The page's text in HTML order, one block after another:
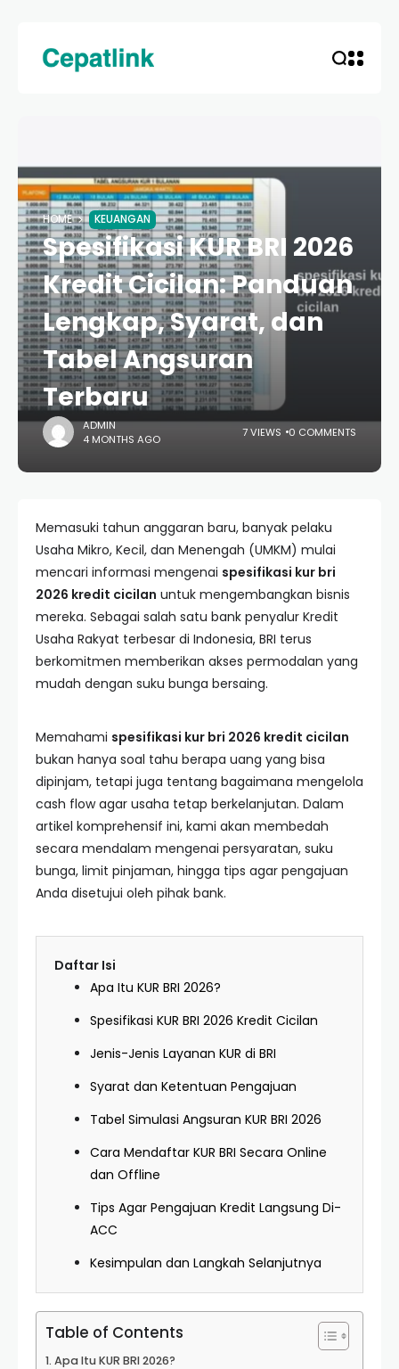
HOME KEUANGAN
Spesifikasi KUR BRI 2026
Kredit Cicilan: Panduan
Lengkap, Syarat, dan
Tabel Angsuran
Terbaru
ADMIN
4 MONTHS AGO
7 VIEWS 0 COMMENTS
Memasuki tahun anggaran baru, banyak pelaku
Usaha Mikro, Kecil, dan Menengah (UMKM) mulai
mencari informasi mengenai spesifikasi kur bri
2026 kredit cicilan untuk mengembangkan bisnis
mereka. Sebagai salah satu bank penyalur Kredit
Usaha Rakyat terbesar di Indonesia, BRI terus
berkomitmen memberikan akses permodalan yang
mudah dengan suku bunga bersaing.
Memahami spesifikasi kur bri 2026 kredit cicilan
bukan hanya soal tahu berapa uang yang bisa
dipinjam, tetapi juga tentang bagaimana mengelola
cash flow agar usaha tetap berkelanjutan. Dalam
artikel komprehensif ini, kami akan membedah
secara mendalam mengenai persyaratan, suku
bunga, limit pinjaman, hingga tips agar pengajuan
Anda disetujui oleh pihak bank.
Daftar Isi
Apa Itu KUR BRI 2026?
Spesifikasi KUR BRI 2026 Kredit Cicilan
Jenis-Jenis Layanan KUR di BRI
Syarat dan Ketentuan Pengajuan
Tabel Simulasi Angsuran KUR BRI 2026
Cara Mendaftar KUR BRI Secara Online
dan Offline
Tips Agar Pengajuan Kredit Langsung Di-
ACC
Kesimpulan dan Langkah Selanjutnya
Table of Contents
Apa Itu KUR BRI 2026?